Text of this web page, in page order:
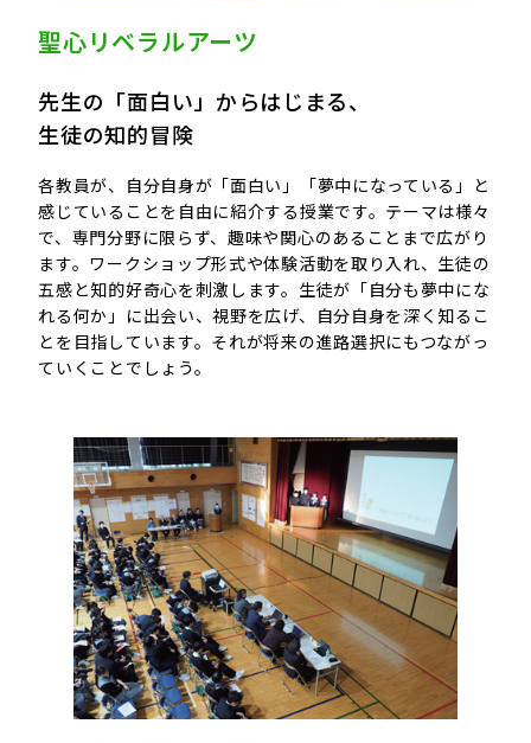
聖心リベラルアーツ
先生の「面白い」からはじまる、
生徒の知的冒険
各教員が、自分自身が「面白い」「夢中になっている」と
感じていることを自由に紹介する授業です。テーマは様々
で、専門分野に限らず、趣味や関心のあることまで広がり
ます。ワークショップ形式や体験活動を取り入れ、生徒の
五感と知的好奇心を刺激します。生徒が「自分も夢中にな
れる何か」に出会い、視野を広げ、自分自身を深く知るこ
とを目指しています。それが将来の進路選択にもつながっ
ていくことでしょう。